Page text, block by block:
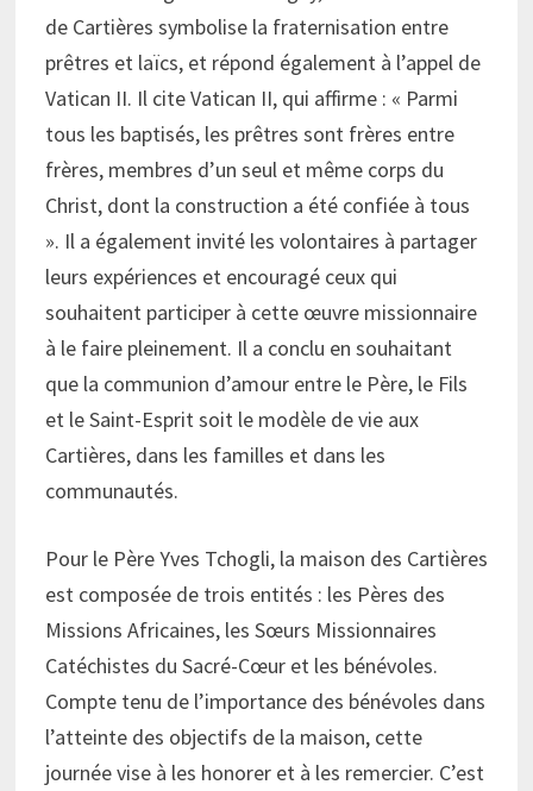
de Cartières symbolise la fraternisation entre
prêtres et laïcs, et répond également à l’appel de
Vatican II. Il cite Vatican II, qui affirme : « Parmi
tous les baptisés, les prêtres sont frères entre
frères, membres d’un seul et même corps du
Christ, dont la construction a été confiée à tous
». Il a également invité les volontaires à partager
leurs expériences et encouragé ceux qui
souhaitent participer à cette œuvre missionnaire
à le faire pleinement. Il a conclu en souhaitant
que la communion d’amour entre le Père, le Fils
et le Saint-Esprit soit le modèle de vie aux
Cartières, dans les familles et dans les
communautés.
Pour le Père Yves Tchogli, la maison des Cartières
est composée de trois entités : les Pères des
Missions Africaines, les Sœurs Missionnaires
Catéchistes du Sacré-Cœur et les bénévoles.
Compte tenu de l’importance des bénévoles dans
l’atteinte des objectifs de la maison, cette
journée vise à les honorer et à les remercier. C’est